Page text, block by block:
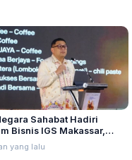
Sahabat Hadiri
Bisnis IGS Makassar,
Tawarkan Investasi
Untia
yang lalu